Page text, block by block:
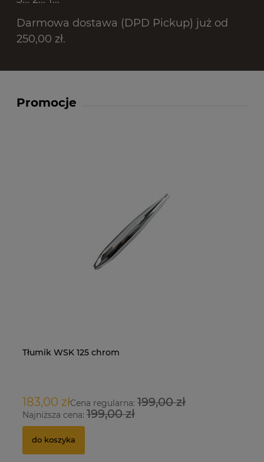
Darmowa dostawa (DPD Pickup) już od
250,00 zł.
Promocje
Tłumik WSK 125 chrom
183,00 złCena regularna: 199,00 zł
Najniższa cena: 199,00 zł
do koszyka